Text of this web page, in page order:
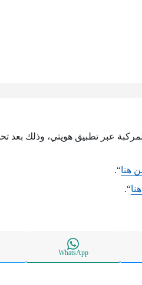
عبر تطبيق هويتي، وذلك بعد
هنا“.
“.
WhatsApp